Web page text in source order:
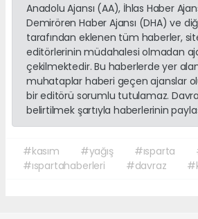
Anadolu Ajansı (AA), İhlas Haber
Demirören Haber Ajansı (DHA) ve
tarafından eklenen tüm haberler,
editörlerinin müdahalesi olmadan
çekilmektedir. Bu haberlerde yer
muhataplar haberi geçen ajanslar
bir editörü sorumlu tutulamaz.
belirtilmek şartıyla haberlerinin
#kasım #yağış #ısparta
#ıspartahaberleri
#davraz